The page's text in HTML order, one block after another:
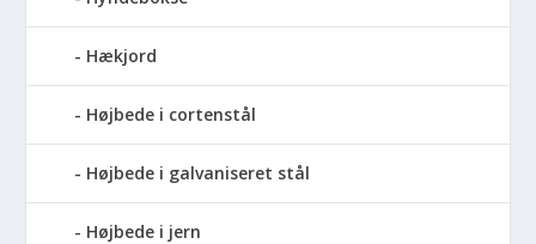
Hækjord
Højbede i cortenstål
Højbede i galvaniseret stål
Højbede i jern